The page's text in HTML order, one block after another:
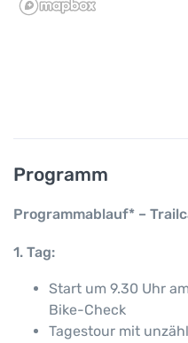
Programm
Programmablauf* –
1. Tag:
Start um 9.30 Uhr
Bike-Check
Tagestour mit